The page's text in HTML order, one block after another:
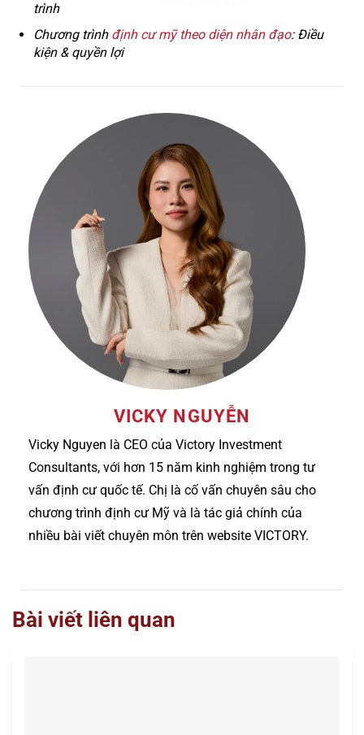
trình
Chương trình định cư mỹ theo diện nhân đạo: Điều
kiện & quyền lợi
VICKY NGUYỄN
Vicky Nguyen là CEO của Victory Investment
Consultants, với hơn 15 năm kinh nghiệm trong tư
vấn định cư quốc tế. Chị là cố vấn chuyên sâu cho
chương trình định cư Mỹ và là tác giả chính của
nhiều bài viết chuyên môn trên website VICTORY.
Bài viết liên quan